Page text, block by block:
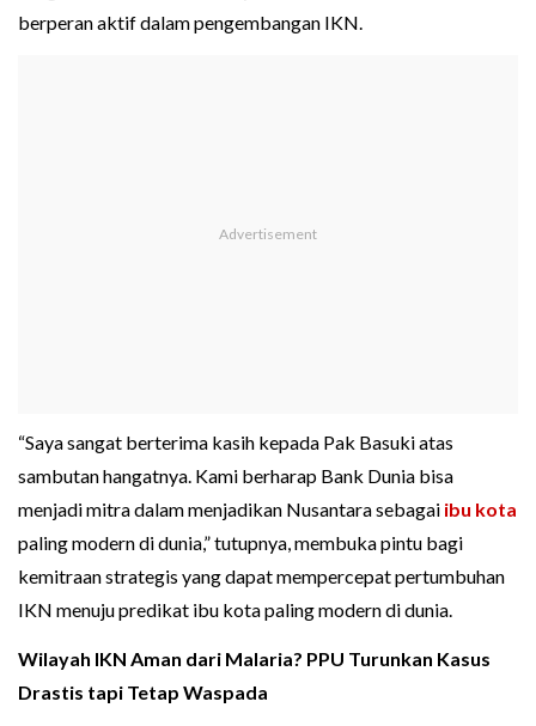
berperan aktif dalam pengembangan IKN.
“Saya sangat berterima kasih kepada Pak Basuki atas
sambutan hangatnya. Kami berharap Bank Dunia bisa
menjadi mitra dalam menjadikan Nusantara sebagai ibu kota
paling modern di dunia,” tutupnya, membuka pintu bagi
kemitraan strategis yang dapat mempercepat pertumbuhan
IKN menuju predikat ibu kota paling modern di dunia.
Wilayah IKN Aman dari Malaria? PPU Turunkan Kasus
Drastis tapi Tetap Waspada